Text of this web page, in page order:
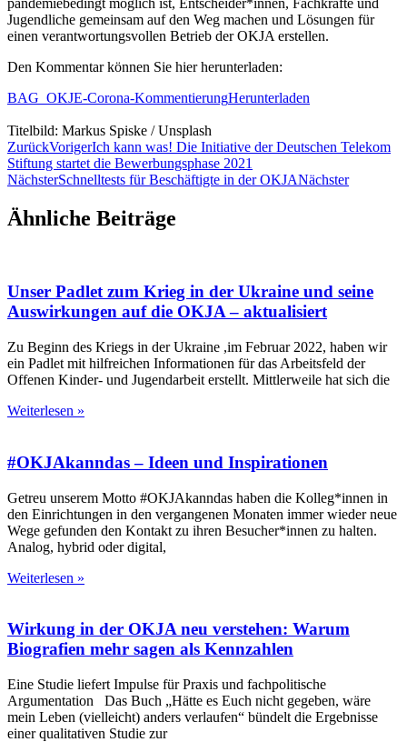
Jugendliche gemeinsam auf den Weg machen und Lösungen für
einen verantwortungsvollen Betrieb der OKJA erstellen.
Den Kommentar können Sie hier herunterladen:
BAG_OKJE-Corona-KommentierungHerunterladen
Titelbild: Markus Spiske / Unsplash
ZurückVorigerIch kann was! Die Initiative der Deutschen Telekom
Stiftung startet die Bewerbungsphase 2021
NächsterSchnelltests für Beschäftigte in der OKJANächster
Ähnliche Beiträge
Unser Padlet zum Krieg in der Ukraine und seine
Auswirkungen auf die OKJA – aktualisiert
Zu Beginn des Kriegs in der Ukraine ,im Februar 2022, haben wir
ein Padlet mit hilfreichen Informationen für das Arbeitsfeld der
Offenen Kinder- und Jugendarbeit erstellt. Mittlerweile hat sich die
Weiterlesen »
#OKJAkanndas – Ideen und Inspirationen
Getreu unserem Motto #OKJAkanndas haben die Kolleg*innen in
den Einrichtungen in den vergangenen Monaten immer wieder neue
Wege gefunden den Kontakt zu ihren Besucher*innen zu halten.
Analog, hybrid oder digital,
Weiterlesen »
Wirkung in der OKJA neu verstehen: Warum
Biografien mehr sagen als Kennzahlen
Eine Studie liefert Impulse für Praxis und fachpolitische
Argumentation Das Buch „Hätte es Euch nicht gegeben, wäre
mein Leben (vielleicht) anders verlaufen“ bündelt die Ergebnisse
einer qualitativen Studie zur